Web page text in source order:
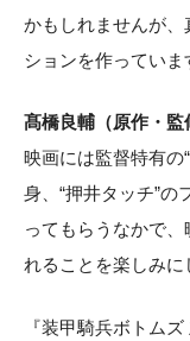
かもしれませんが
ションを作っていま
髙橋良輔（原作・監
映画には監督特有の
身、“押井タッチ”
ってもらうなかで、
れることを楽しみに
『装甲騎兵ボトム